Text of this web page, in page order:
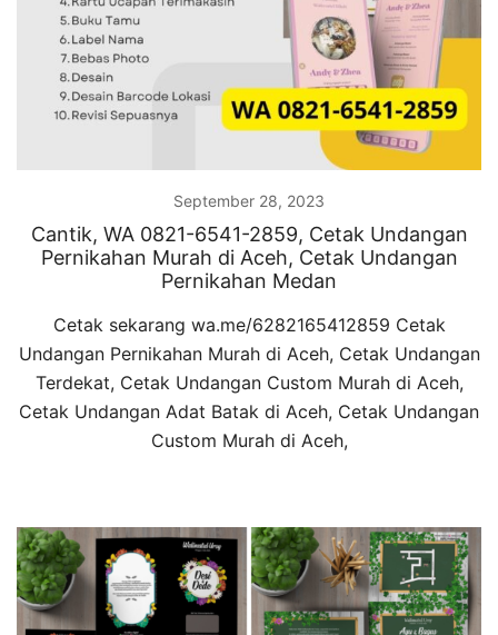
September 28, 2023
Cantik, WA 0821-6541-2859, Cetak Undangan
Pernikahan Murah di Aceh, Cetak Undangan
Pernikahan Medan
Cetak sekarang wa.me/6282165412859 Cetak
Undangan Pernikahan Murah di Aceh, Cetak Undangan
Terdekat, Cetak Undangan Custom Murah di Aceh,
Cetak Undangan Adat Batak di Aceh, Cetak Undangan
Custom Murah di Aceh,